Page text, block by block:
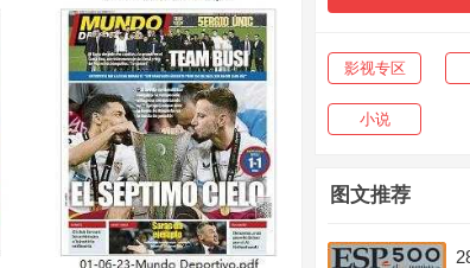
影视专区
小说
图文推荐